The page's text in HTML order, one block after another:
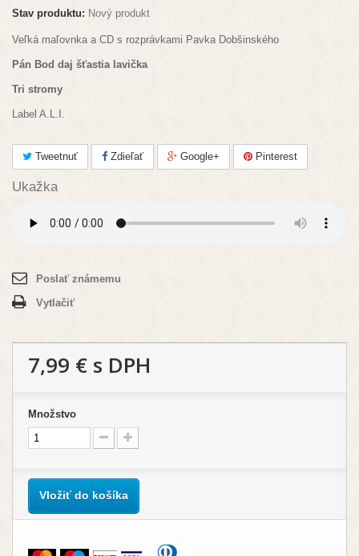
Stav produktu: Nový produkt
Veľká maľovnka a CD s rozprávkami Pavka Dobšinského
Pán Bod daj šťastia lavička
Tri stromy
Label A.L.I.
Tweetnuť Zdieľať Google+ Pinterest
Ukažka
Poslať známemu
Vytlačiť
7,99 € s DPH
Množstvo
Vložiť do košíka